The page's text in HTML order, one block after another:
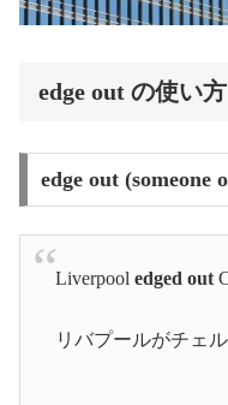
edge out の使い方
edge out (someone
Liverpool edged out
リバプールがチェ